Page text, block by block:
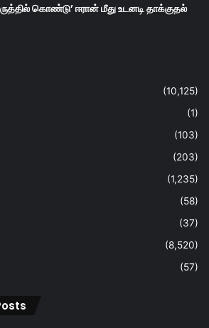
கொண்டு’ ஈரான் மீது உடனடி தாக்குதல்
(10,125)
(1)
(103)
(203)
(1,235)
(58)
(37)
(8,520)
(57)